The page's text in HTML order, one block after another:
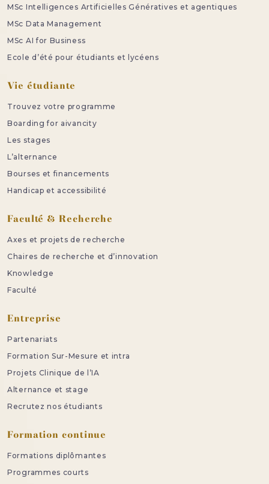
MSc Intelligences Artificielles Génératives et agentiques
MSc Data Management
MSc AI for Business
Ecole d’été pour étudiants et lycéens
Vie étudiante
Trouvez votre programme
Boarding for aivancity
Les stages
L’alternance
Bourses et financements
Handicap et accessibilité
Faculté & Recherche
Axes et projets de recherche
Chaires de recherche et d’innovation
Knowledge
Faculté
Entreprise
Partenariats
Formation Sur-Mesure et intra
Projets Clinique de l’IA
Alternance et stage
Recrutez nos étudiants
Formation continue
Formations diplômantes
Programmes courts